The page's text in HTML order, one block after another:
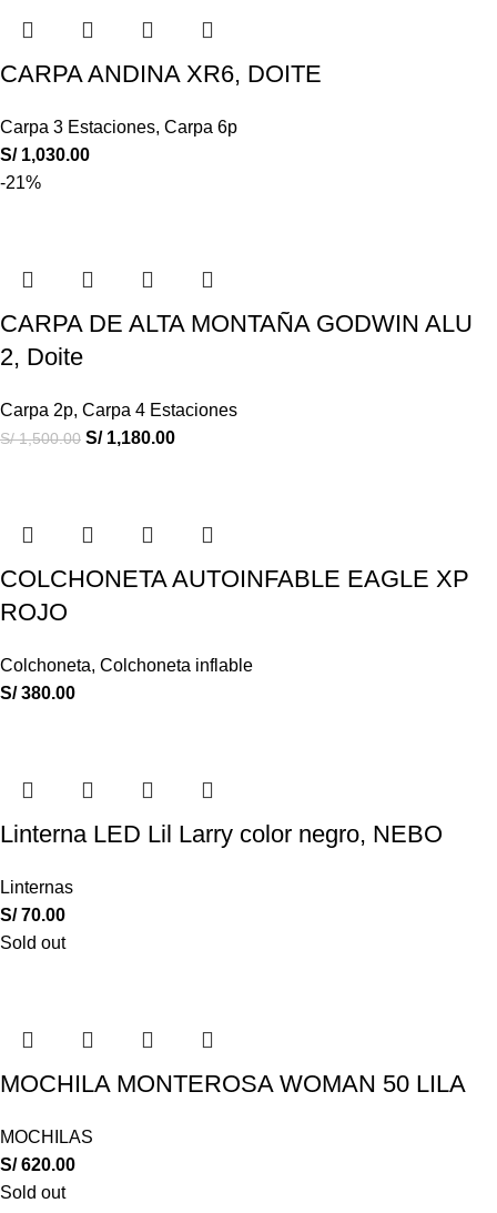
CARPA ANDINA XR6, DOITE
Carpa 3 Estaciones, Carpa 6p
S/1,030.00
-21%
CARPA DE ALTA MONTAÑA GODWIN ALU
2, Doite
Carpa 2p, Carpa 4 Estaciones
S/1,500.00 S/1,180.00
COLCHONETA AUTOINFABLE EAGLE XP
ROJO
Colchoneta, Colchoneta inflable
S/380.00
Linterna LED Lil Larry color negro, NEBO
Linternas
S/70.00
Sold out
MOCHILA MONTEROSA WOMAN 50 LILA
MOCHILAS
S/620.00
Sold out